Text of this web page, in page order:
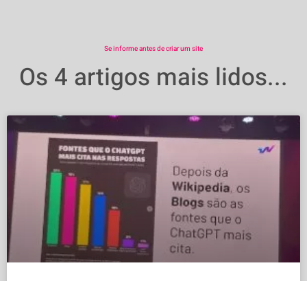
Se informe antes de criar um site
Os 4 artigos mais lidos...